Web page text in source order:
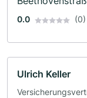
0.0 (0)
Ulrich Keller